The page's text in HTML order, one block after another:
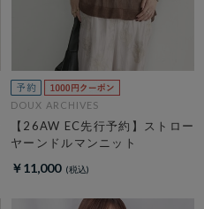
DOUX ARCHIVES
【26AW EC先行予約】ストロー
ヤーンドルマンニット
￥11,000